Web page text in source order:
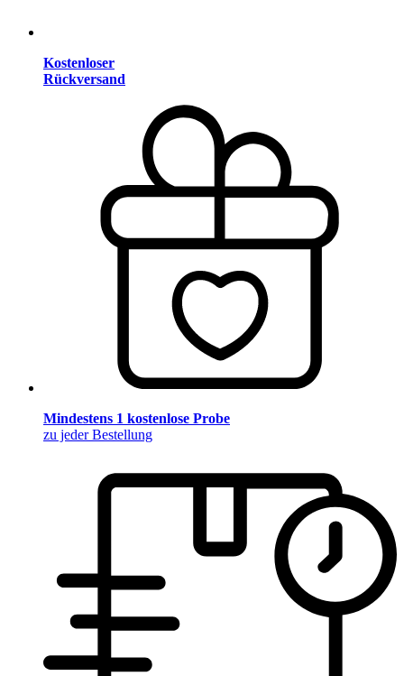
Kostenloser
Rückversand
Mindestens 1 kostenlose Probe
zu jeder Bestellung